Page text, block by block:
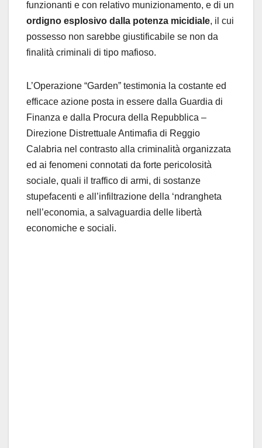
funzionanti e con relativo munizionamento, e di un
ordigno esplosivo dalla potenza micidiale, il cui
possesso non sarebbe giustificabile se non da
finalità criminali di tipo mafioso.
L’Operazione “Garden” testimonia la costante ed
efficace azione posta in essere dalla Guardia di
Finanza e dalla Procura della Repubblica –
Direzione Distrettuale Antimafia di Reggio
Calabria nel contrasto alla criminalità organizzata
ed ai fenomeni connotati da forte pericolosità
sociale, quali il traffico di armi, di sostanze
stupefacenti e all’infiltrazione della ‘ndrangheta
nell’economia, a salvaguardia delle libertà
economiche e sociali.